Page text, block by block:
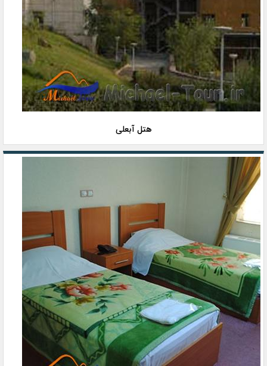
هتل آبعلی